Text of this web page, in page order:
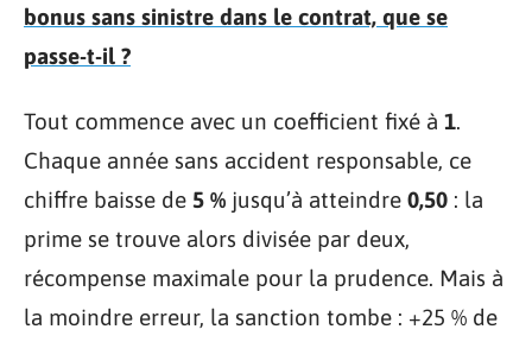
bonus sans sinistre dans le contrat, que se
passe-t-il ?
Tout commence avec un coefficient fixé à 1.
Chaque année sans accident responsable, ce
chiffre baisse de 5 % jusqu’à atteindre 0,50 : la
prime se trouve alors divisée par deux,
récompense maximale pour la prudence. Mais à
la moindre erreur, la sanction tombe : +25 % de